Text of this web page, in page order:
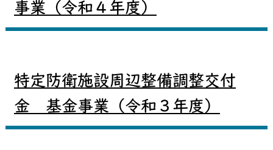
事業（令和４年度）
特定防衛施設周辺整備調整交付
金 基金事業（令和３年度）